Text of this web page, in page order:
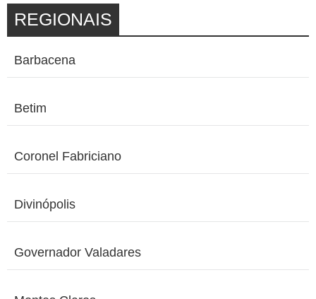
REGIONAIS
Barbacena
Betim
Coronel Fabriciano
Divinópolis
Governador Valadares